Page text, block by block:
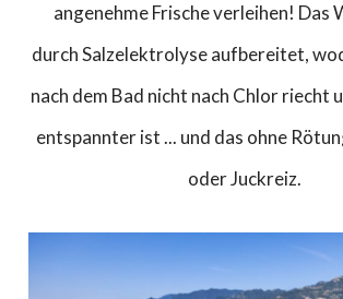
angenehme Frische verleihen! Das
durch Salzelektrolyse aufbereitet,
nach dem Bad nicht nach Chlor riecht
entspannter ist ... und das ohne
oder Juckreiz.